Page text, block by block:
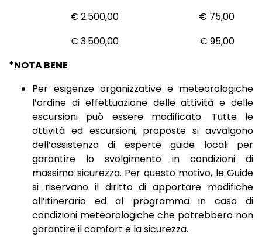
€ 2.500,00
€ 75,00
€ 3.500,00
€ 95,00
*NOTA BENE
Per esigenze organizzative e meteorologiche
l’ordine di effettuazione delle attività e delle
escursioni può essere modificato. Tutte le
attività ed escursioni, proposte si avvalgono
dell’assistenza di esperte guide locali per
garantire lo svolgimento in condizioni di
massima sicurezza. Per questo motivo, le Guide
si riservano il diritto di apportare modifiche
all’itinerario ed al programma in caso di
condizioni meteorologiche che potrebbero non
garantire il comfort e la sicurezza.